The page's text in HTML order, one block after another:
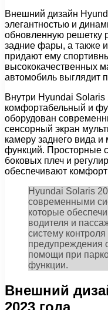
Внешний дизайн
элегантностью и
обновленную решетку
задние фары, а также
придают ему
высококачественных
автомобиль выглядит
Внутри Hyundai Solaris
комфортабельный и
оборудован
сенсорный экран
камеру заднего вида
функций. Просторные
боковых плеч и
обеспечивают
Hyundai Solaris
современными
которые
водителя и
систему
предупреждения
помощи при
функции.
Внешний